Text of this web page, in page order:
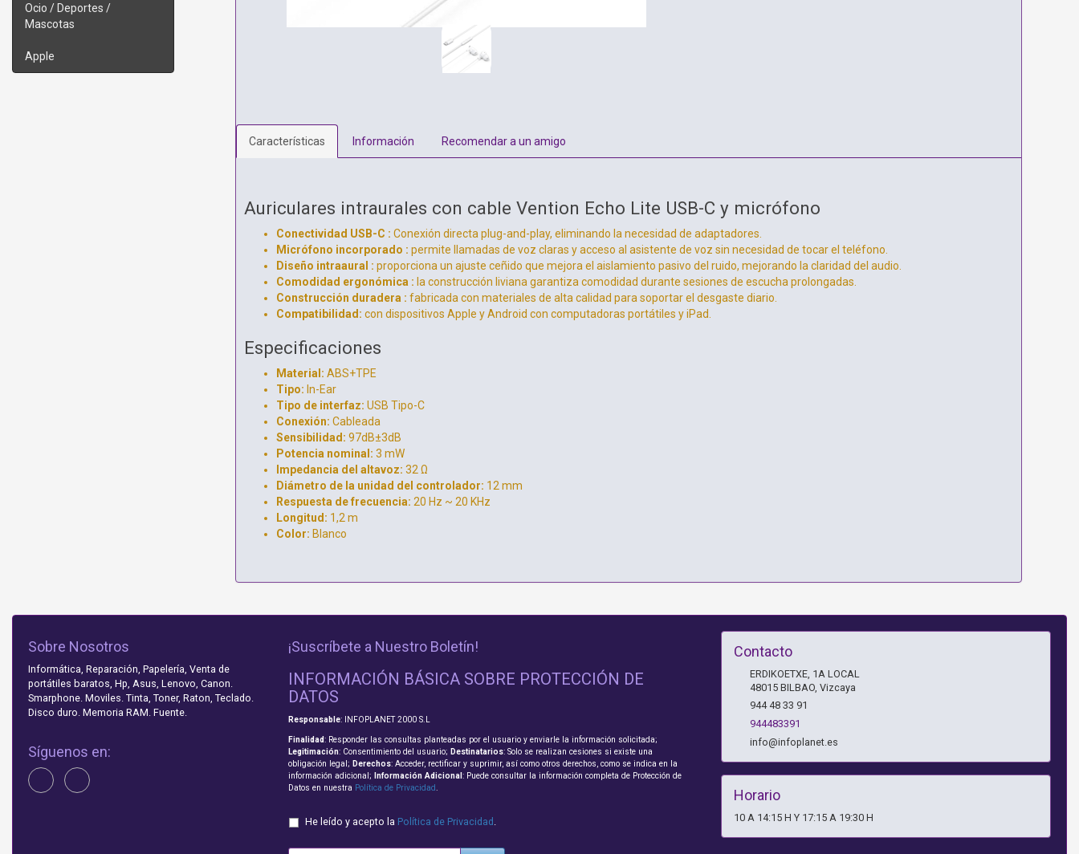
Ocio / Deportes /
Mascotas
Apple
Características Información Recomendar a un amigo
Auriculares intraurales con cable Vention Echo Lite USB-C y micrófono
Conectividad USB-C : Conexión directa plug-and-play, eliminando la necesidad de adaptadores.
Micrófono incorporado : permite llamadas de voz claras y acceso al asistente de voz sin necesidad de tocar el teléfono.
Diseño intraaural : proporciona un ajuste ceñido que mejora el aislamiento pasivo del ruido, mejorando la claridad del audio.
Comodidad ergonómica : la construcción liviana garantiza comodidad durante sesiones de escucha prolongadas.
Construcción duradera : fabricada con materiales de alta calidad para soportar el desgaste diario.
Compatibilidad: con dispositivos Apple y Android con computadoras portátiles y iPad.
Especificaciones
Material: ABS+TPE
Tipo: In-Ear
Tipo de interfaz: USB Tipo-C
Conexión: Cableada
Sensibilidad: 97dB±3dB
Potencia nominal: 3 mW
Impedancia del altavoz: 32 Ω
Diámetro de la unidad del controlador: 12 mm
Respuesta de frecuencia: 20 Hz ~ 20 KHz
Longitud: 1,2 m
Color: Blanco
Sobre Nosotros
Informática, Reparación, Papelería, Venta de
portátiles baratos, Hp, Asus, Lenovo, Canon.
Smarphone. Moviles. Tinta, Toner, Raton, Teclado.
Disco duro. Memoria RAM. Fuente.
Síguenos en:
¡Suscríbete a Nuestro Boletín!
INFORMACIÓN BÁSICA SOBRE PROTECCIÓN DE
DATOS
Responsable: INFOPLANET 2000 S.L
Finalidad: Responder las consultas planteadas por el usuario y enviarle la información solicitada;
Legitimación: Consentimiento del usuario; Destinatarios: Solo se realizan cesiones si existe una
obligación legal; Derechos: Acceder, rectificar y suprimir, así como otros derechos, como se indica en la
información adicional;
Información Adicional : Puede consultar la información completa de Protección de
Datos en nuestra Política de Privacidad.
He leído y acepto la Política de Privacidad .
Contacto
ERDIKOETXE, 1A LOCAL
48015 BILBAO, Vizcaya
944 48 33 91
944483391
info@infoplanet.es
Horario
10 A 14:15 H Y 17:15 A 19:30 H